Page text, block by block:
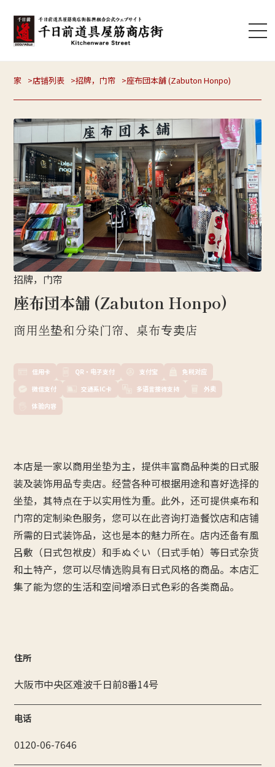
家 店铺列表 招牌，门帘 座布団本舗 (Zabuton Honpo)
招牌，门帘
座布団本舗 (Zabuton Honpo)
商用坐垫和分染门帘、桌布专卖店
信用卡 QR・电子支付 支付宝
免税对应
微信支付
交通系IC卡 多语言接待支持
外卖
体验内容
本店是一家以商用坐垫为主，提供丰富商品种类的日式服
装及装饰用品专卖店。经营各种可根据用途和喜好选择的
坐垫，其特点在于以实用性为重。此外，还可提供桌布和
门帘的定制染色服务，您可以在此咨询打造餐饮店和店铺
所需的日式装饰品，这也是本的魅力所在。店内还备有風
呂敷（日式包袱皮）和手ぬぐい（日式手帕）等日式杂货
和土特产，您可以尽情选购具有日式风格的商品。本店汇
集了能为您的生活和空间增添日式色彩的各类商品。
住所
大阪市中央区难波千日前8番14号
电话
0120-06-7646